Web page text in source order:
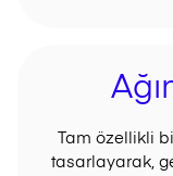
Tam özellikli
tasarlayarak,